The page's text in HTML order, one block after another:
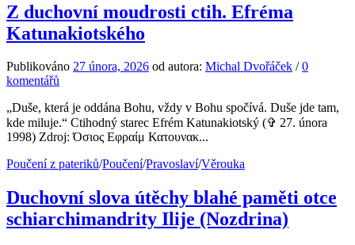
Z duchovní moudrosti ctih. Efréma
Katunakiotského
Publikováno 27 února, 2026 od autora: Michal Dvořáček /0
komentářů
„Duše, která je oddána Bohu, vždy v Bohu spočívá. Duše jde tam,
kde miluje.“ Ctihodný starec Efrém Katunakiotský (✞ 27. února
1998) Zdroj: Όσιος Εφραίμ Κατουνακ...
Poučení z pateriků/Poučení/Pravoslaví/Věrouka
Duchovní slova útěchy blahé paměti otce
schiarchimandrity Ilije (Nozdrina)